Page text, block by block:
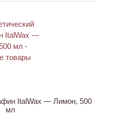
ItalWax — Лимон, 500
мл